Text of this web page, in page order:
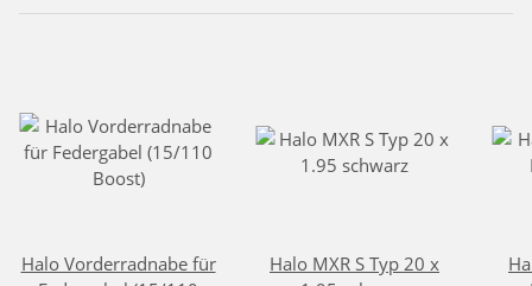
Halo Vorderradnabe für
Halo MXR S Typ 20 x